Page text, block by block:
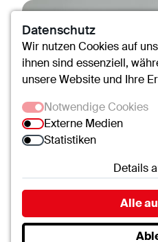
Datenschutz
Wir nutzen Cookies auf
ihnen sind essenziell,
unsere Website und Ihre
Notwendige Cookies
Externe Medien
Statistiken
Details
Notwendige Cookies
Essenzielle Cookies
Funktionen und sind für
Alle